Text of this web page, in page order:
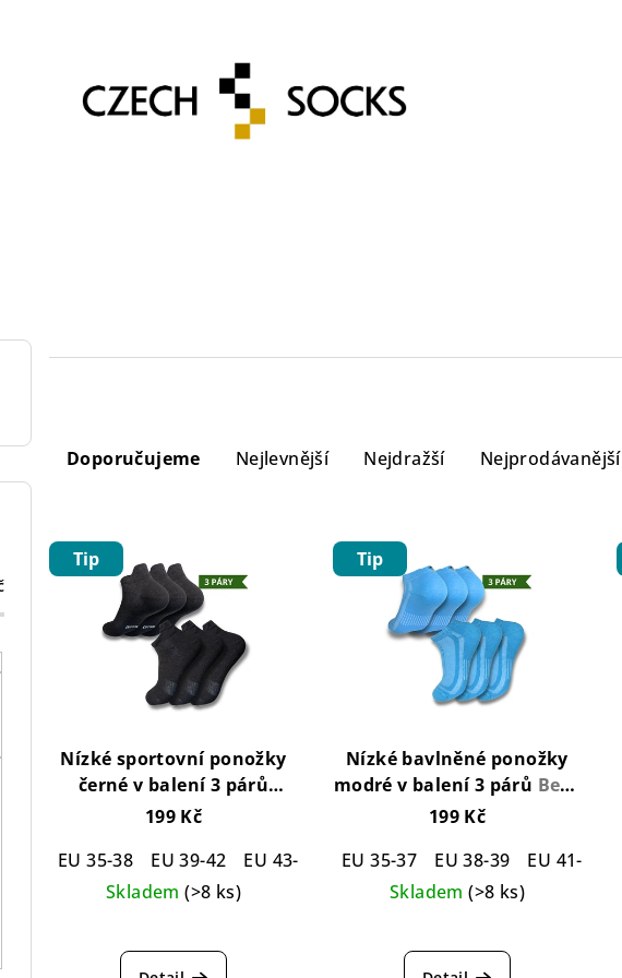
a
e
o
u
Doporučujeme Nejlevnější Nejdražší Nejprodávanější
V
ý
p
d
Tip
Nízké sportovní ponožky
černé v balení 3 párů
Snake Cotton Socks Black -
199 Kč
EU 35-38
EU 39-42
EU 43-46
Skladem(>8 ks)
hodnocení
Tip
Nízké bavlněné ponožky
modré v balení 3 párů Beth
Cotton Blue Socks 3-pack
199 Kč
EU 35-37
EU 38-39 EU 41-42
Skladem(>8 ks)
hodnocení